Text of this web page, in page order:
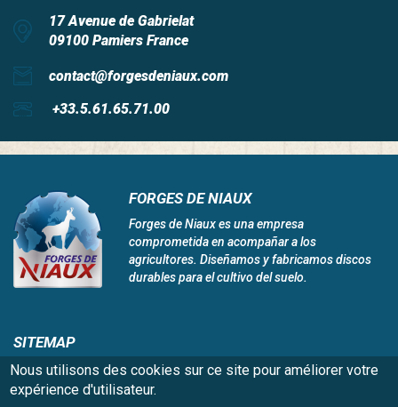
17 Avenue de Gabrielat
09100 Pamiers France
contact@forgesdeniaux.com
+33.5.61.65.71.00
FORGES DE NIAUX
Forges de Niaux es una empresa
comprometida en acompañar a los
agricultores. Diseñamos y fabricamos discos
durables para el cultivo del suelo.
SITEMAP
Inicio
Niaux 200
Ofertas de empleo
Nous utilisons des cookies sur ce site pour améliorer votre
expérience d'utilisateur.